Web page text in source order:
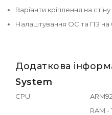
Варіанти кріплення на
Налаштування ОС та ПЗ на
Додаткова
System
CPU
RAM -